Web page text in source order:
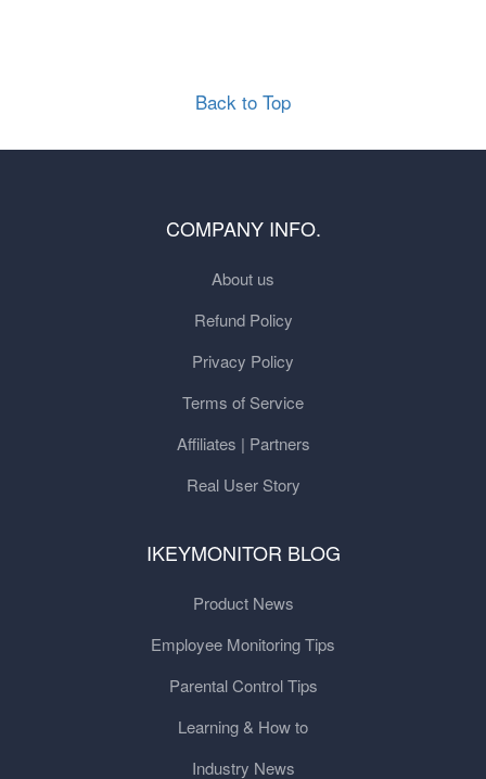
Back to Top
COMPANY INFO.
About us
Refund Policy
Privacy Policy
Terms of Service
Affiliates | Partners
Real User Story
IKEYMONITOR BLOG
Product News
Employee Monitoring Tips
Parental Control Tips
Learning & How to
Industry News